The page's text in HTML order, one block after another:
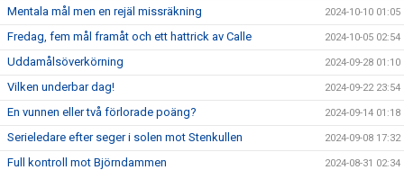
Mentala mål men en rejäl missräkning 2024-10-10 01:05
Fredag, fem mål framåt och ett hattrick av Calle 2024-10-05 02:54
Uddamålsöverkörning 2024-09-28 01:10
Vilken underbar dag! 2024-09-22 23:54
En vunnen eller två förlorade poäng? 2024-09-14 01:18
Serieledare efter seger i solen mot Stenkullen 2024-09-08 17:32
Full kontroll mot Björndammen 2024-08-31 02:34